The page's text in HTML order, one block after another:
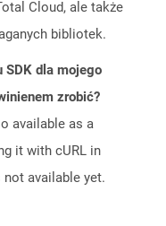
Cloud, ale także
bibliotek.
SDK dla mojego
zrobić?
available as a
it with cURL in
not available yet.